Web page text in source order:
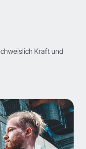
Kraft und